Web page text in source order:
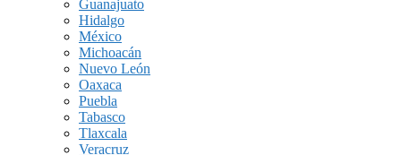
Guanajuato
Hidalgo
México
Michoacán
Nuevo León
Oaxaca
Puebla
Tabasco
Tlaxcala
Veracruz